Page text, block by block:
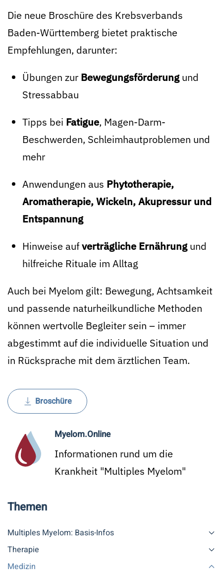
Die neue Broschüre des Krebsverbands
Baden-Württemberg bietet praktische
Empfehlungen, darunter:
Übungen zur Bewegungsförderungund
Stressabbau
Tipps bei Fatigue, Magen-Darm-
Beschwerden, Schleimhautproblemen und
mehr
Anwendungen aus Phytotherapie,
Aromatherapie, Wickeln, Akupressur und
Entspannung
Hinweise aufverträgliche Ernährungund
hilfreiche Rituale im Alltag
Auch bei Myelom gilt: Bewegung, Achtsamkeit
und passende naturheilkundliche Methoden
können wertvolle Begleiter sein – immer
abgestimmt auf die individuelle Situation und
in Rücksprache mit dem ärztlichen Team.
Broschüre
Myelom.Online
Informationen rund um die
Krankheit "Multiples Myelom"
Themen
Multiples Myelom: Basis-Infos
Therapie
Medizin